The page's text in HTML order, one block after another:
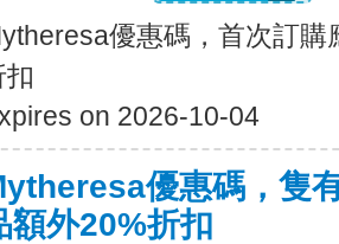
優惠碼，首次訂
扣
on 2026-10-04
優惠碼，隻
額外20%折扣